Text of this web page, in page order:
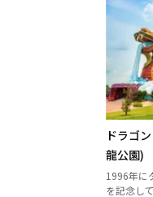
ドラゴ
龍公園)
1996年に
を記念し